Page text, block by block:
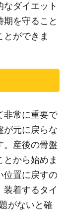
ダイエット
を守ること
ができま
非常に重要で
が元に戻らな
。産後の骨盤
から始めま
位置に戻すの
装着するタイ
がないと確